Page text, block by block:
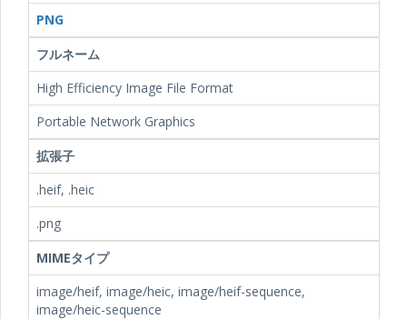
PNG
フルネーム
High Efficiency Image File Format
Portable Network Graphics
拡張子
.heif, .heic
.png
MIMEタイプ
image/heif, image/heic, image/heif-sequence,
image/heic-sequence